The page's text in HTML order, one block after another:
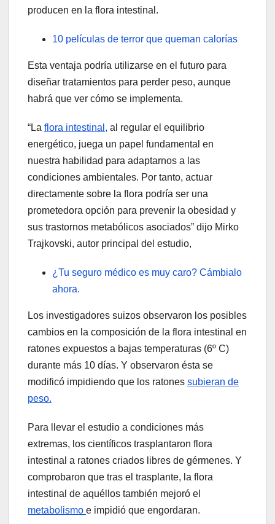
producen en la flora intestinal.
10 películas de terror que queman calorías
Esta ventaja podría utilizarse en el futuro para
diseñar tratamientos para perder peso, aunque
habrá que ver cómo se implementa.
“La flora intestinal, al regular el equilibrio
energético, juega un papel fundamental en
nuestra habilidad para adaptarnos a las
condiciones ambientales. Por tanto, actuar
directamente sobre la flora podría ser una
prometedora opción para prevenir la obesidad y
sus trastornos metabólicos asociados” dijo Mirko
Trajkovski, autor principal del estudio,
¿Tu seguro médico es muy caro? Cámbialo
ahora.
Los investigadores suizos observaron los posibles
cambios en la composición de la flora intestinal en
ratones expuestos a bajas temperaturas (6º C)
durante más 10 días. Y observaron ésta se
modificó impidiendo que los ratones subieran de
peso.
Para llevar el estudio a condiciones más
extremas, los científicos trasplantaron flora
intestinal a ratones criados libres de gérmenes. Y
comprobaron que tras el trasplante, la flora
intestinal de aquéllos también mejoró el
metabolismo e impidió que engordaran.